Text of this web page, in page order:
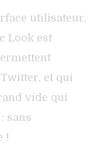
utilisateur,
Look est
et qui
vide qui
sans
!